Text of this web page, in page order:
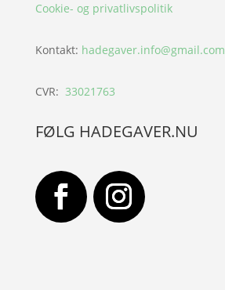
Cookie- og privatlivspolitik
Kontakt: hadegaver.info@gmail.com
CVR: 33021763
FØLG HADEGAVER.NU